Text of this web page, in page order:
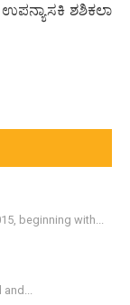
ಶಶಿಕಲಾ
beginning with...
and...